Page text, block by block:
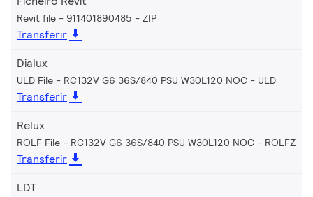
Revit file - 911401890485 ZIP
Transferir
Dialux
ULD File - RC132V G6 36S/840 PSU W30L120 NOC ULD
Transferir
Relux
ROLF File - RC132V G6 36S/840 PSU W30L120 NOC ROLFZ
Transferir
LDT